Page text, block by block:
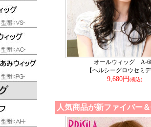
オールウィッグ A-
【ヘルシーグロウセミ
9,680円(税込)
人気商品が新ファイバー